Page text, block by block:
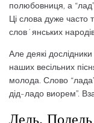
полюбовниця, а
Ці слова дуже часто
слов´янських
Але деякі
наших весільних
молода. Слово
дід-ладо виорем”.
Лель, Полель